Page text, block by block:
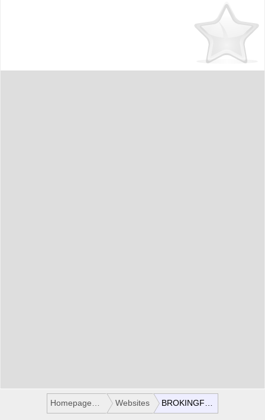
Homepages / Websites Websites BROKINGFORYOU.COM